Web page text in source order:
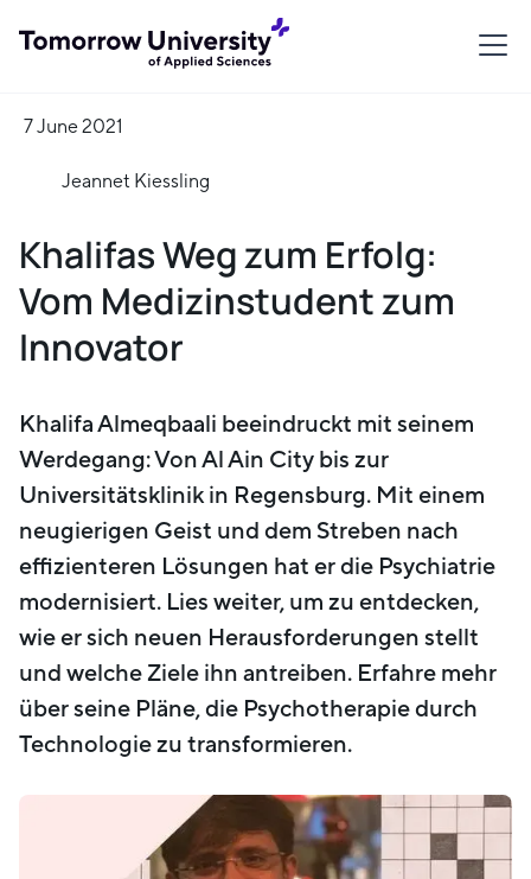
7 June 2021
Jeannet Kiessling
Khalifas Weg zum Erfolg:
Vom Medizinstudent zum
Innovator
Khalifa Almeqbaali beeindruckt mit seinem
Werdegang: Von Al Ain City bis zur
Universitätsklinik in Regensburg. Mit einem
neugierigen Geist und dem Streben nach
effizienteren Lösungen hat er die Psychiatrie
modernisiert. Lies weiter, um zu entdecken,
wie er sich neuen Herausforderungen stellt
und welche Ziele ihn antreiben. Erfahre mehr
über seine Pläne, die Psychotherapie durch
Technologie zu transformieren.